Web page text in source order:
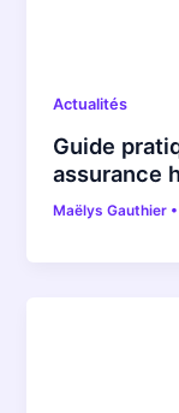
Actualités
Guide
assurance
Maëlys Gauthier